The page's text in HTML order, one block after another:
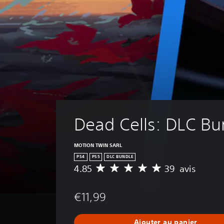
Dead Cells: DLC
MOTION TWIN SARL
PS4 PS5 DLC BUNDLE
M
e
n
4.85 39 avis
€11,99
Ajouter au panier